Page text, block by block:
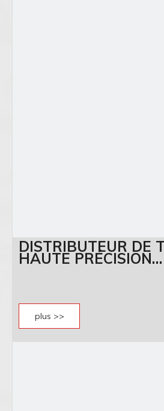
DISTRIBUTEUR DE
HAUTE PRÉCISION
plus >>